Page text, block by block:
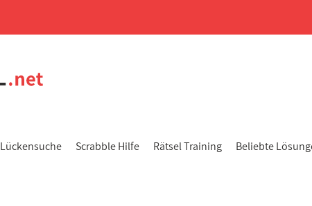
Lückensuche Scrabble Hilfe Rätsel Training Beliebte